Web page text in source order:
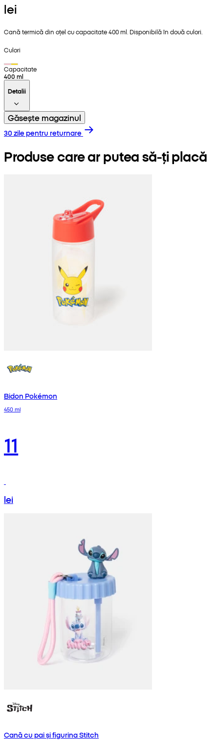
lei
Cană termică din oțel cu capacitate 400 ml. Disponibilă în două culori.
Culori
Capacitate
400 ml
Detalii
Găsește magazinul
30 zile pentru returnare
Produse care ar putea să-ți placă
Bidon Pokémon
450 ml
11
lei
Cană cu pai și figurina Stitch